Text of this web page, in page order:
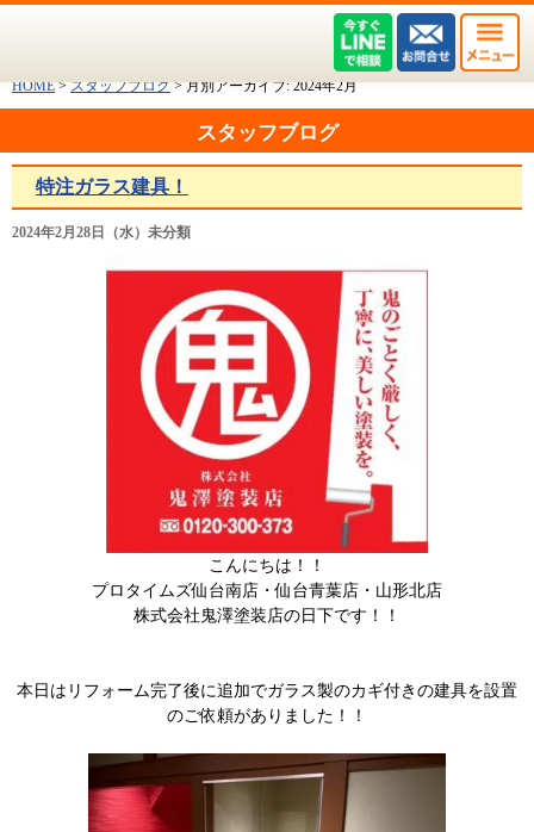
HOME > スタッフブログ > 月別アーカイブ:2024年2月
スタッフブログ
特注ガラス建具！
2024年2月28日（水）未分類
こんにちは！！
プロタイムズ仙台南店・仙台青葉店・山形北店
株式会社鬼澤塗装店の日下です！！
本日はリフォーム完了後に追加でガラス製のカギ付きの建具を設置
のご依頼がありました！！